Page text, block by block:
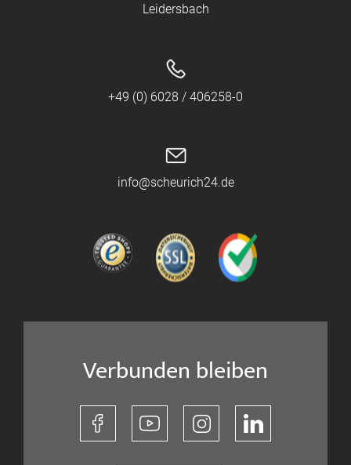
Leidersbach
+49 (0) 6028 / 406258-0
info@scheurich24.de
Verbunden bleiben